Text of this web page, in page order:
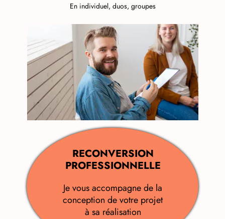
En individuel, duos, groupes
RECONVERSION
PROFESSIONNELLE
Je vous accompagne de la
conception de votre projet
à sa réalisation